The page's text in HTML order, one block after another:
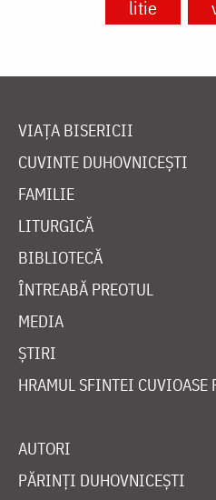
litie
VIAȚA BISERICII
CUVINTE DUHOVNICEȘTI
FAMILIE
LITURGICĂ
BIBLIOTECĂ
ÎNTREABĂ PREOTUL
MEDIA
ȘTIRI
HRAMUL SFINTEI CUVIOASE
AUTORI
PĂRINȚI DUHOVNICEȘTI